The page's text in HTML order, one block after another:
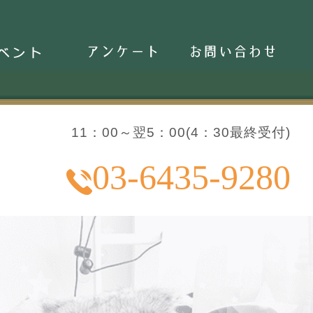
アンケート お問い合わせ
11：00～翌5：00(4：30最終受付)
03-6435-9280